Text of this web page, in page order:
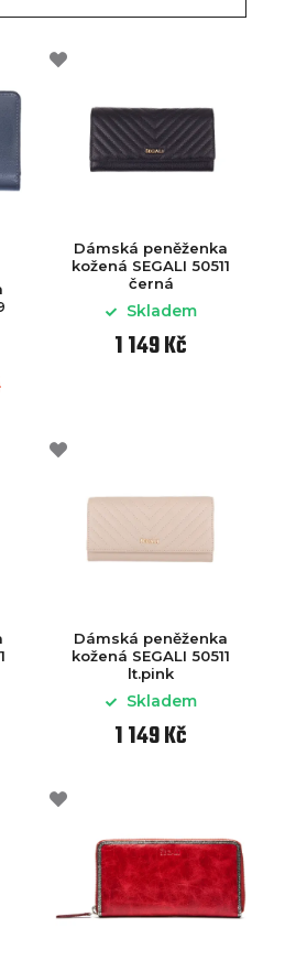
Dámská peněženka
kožená SEGALI 50511
černá
Skladem
1 149 Kč
Dámská peněženka
kožená SEGALI 50511
lt.pink
Skladem
1 149 Kč